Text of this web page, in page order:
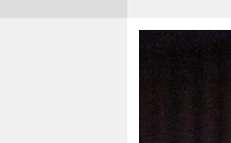
wahrheit
verlag